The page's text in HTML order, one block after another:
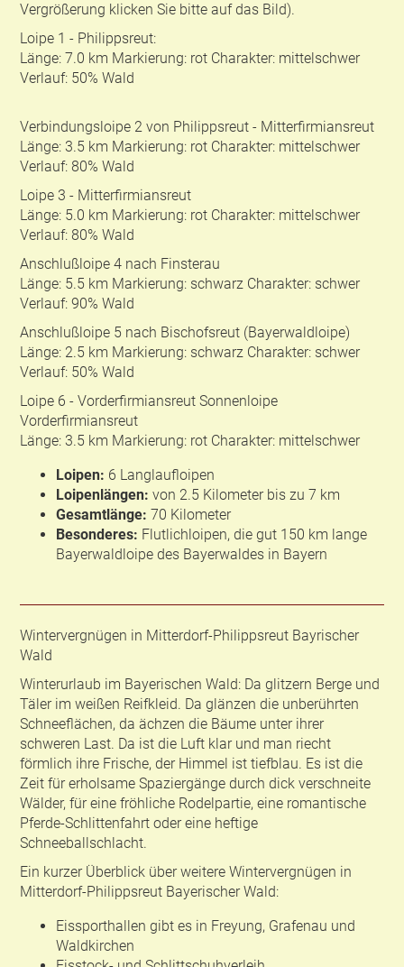
Vergrößerung klicken Sie bitte auf das Bild).
Loipe 1 - Philippsreut:
Länge: 7.0 km Markierung: rot Charakter: mittelschwer
Verlauf: 50% Wald
Verbindungsloipe 2 von Philippsreut - Mitterfirmiansreut
Länge: 3.5 km Markierung: rot Charakter: mittelschwer
Verlauf: 80% Wald
Loipe 3 - Mitterfirmiansreut
Länge: 5.0 km Markierung: rot Charakter: mittelschwer
Verlauf: 80% Wald
Anschlußloipe 4 nach Finsterau
Länge: 5.5 km Markierung: schwarz Charakter: schwer
Verlauf: 90% Wald
Anschlußloipe 5 nach Bischofsreut (Bayerwaldloipe)
Länge: 2.5 km Markierung: schwarz Charakter: schwer
Verlauf: 50% Wald
Loipe 6 - Vorderfirmiansreut Sonnenloipe
Vorderfirmiansreut
Länge: 3.5 km Markierung: rot Charakter: mittelschwer
Loipen: 6 Langlaufloipen
Loipenlängen: von 2.5 Kilometer bis zu 7 km
Gesamtlänge: 70 Kilometer
Besonderes: Flutlichloipen, die gut 150 km lange
Bayerwaldloipe des Bayerwaldes in Bayern
Wintervergnügen in Mitterdorf-Philippsreut Bayrischer
Wald
Winterurlaub im Bayerischen Wald: Da glitzern Berge und
Täler im weißen Reifkleid. Da glänzen die unberührten
Schneeflächen, da ächzen die Bäume unter ihrer
schweren Last. Da ist die Luft klar und man riecht
förmlich ihre Frische, der Himmel ist tiefblau. Es ist die
Zeit für erholsame Spaziergänge durch dick verschneite
Wälder, für eine fröhliche Rodelpartie, eine romantische
Pferde-Schlittenfahrt oder eine heftige
Schneeballschlacht.
Ein kurzer Überblick über weitere Wintervergnügen in
Mitterdorf-Philippsreut Bayerischer Wald:
Eissporthallen gibt es in Freyung, Grafenau und
Waldkirchen